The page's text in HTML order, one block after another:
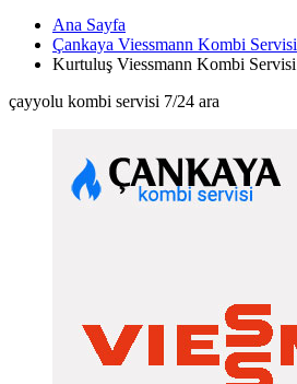
Ana Sayfa
Çankaya Viessmann Kombi Servisi
Kurtuluş Viessmann Kombi Servisi
çayyolu kombi servisi 7/24 ara